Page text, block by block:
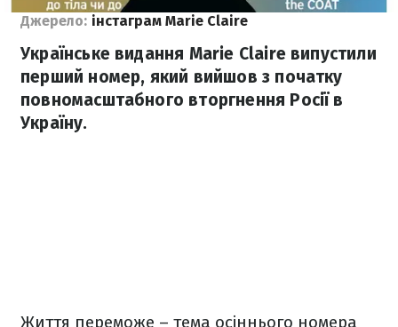
Джерело: інстаграм Мarie Сlaire
Українське видання Мarie Сlaire випустили
перший номер, який вийшов з початку
повномасштабного вторгнення Росії в
Україну.
Життя переможе – тема осіннього номера